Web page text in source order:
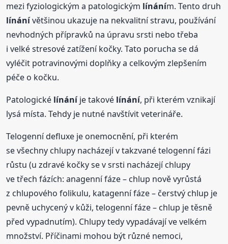
mezi fyziologickým a patologickým línáním. Tento druh
línánívětšinou ukazuje na nekvalitní stravu, používání
nevhodných přípravků na úpravu srsti nebo třeba
i velké stresové zatížení kočky. Tato porucha se dá
vyléčit potravinovými doplňky a celkovým zlepšením
péče o kočku.
Patologické línáníje takové línání, při kterém vznikají
lysá místa. Tehdy je nutné navštívit veterináře.
Telogenní defluxe je onemocnění, při kterém
se všechny chlupy nacházejí v takzvané telogenní fázi
růstu (u zdravé kočky se v srsti nacházejí chlupy
ve třech fázích: anagenní fáze – chlup nově vyrůstá
z chlupového folikulu, katagenní fáze – čerstvý chlup je
pevně uchycený v kůži, telogenní fáze – chlup je těsně
před vypadnutím). Chlupy tedy vypadávají ve velkém
množství. Příčinami mohou být různé nemoci,